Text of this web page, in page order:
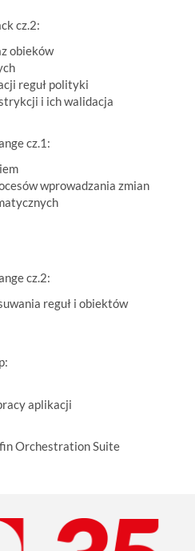
cz.2:
obieków
reguł polityki
i ich walidacja
cz.1:
wprowadzania zmian
cz.2:
reguł i obiektów
aplikacji
Orchestration Suite